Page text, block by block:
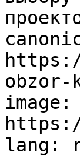
image:
lang: